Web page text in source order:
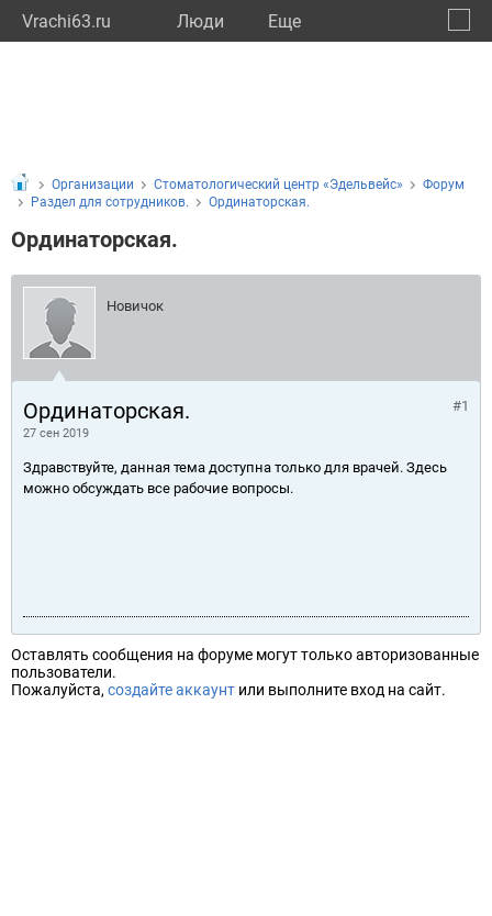
Vrachi63.ru Люди Eще
Организации Стоматологический центр «Эдельвейс»
Форум
Раздел для сотрудников.
Ординаторская.
Ординаторская.
Новичок
Ординаторская.
27 сен 2019
#1
Здравствуйте, данная тема доступна только для врачей. Здесь
можно обсуждать все рабочие вопросы.
Оставлять сообщения на форуме могут только авторизованные
пользователи.
Пожалуйста, создайте аккаунт или выполните вход на сайт.